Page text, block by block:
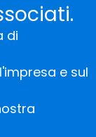
di
e sul